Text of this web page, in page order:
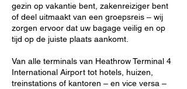
gezin op vakantie bent, zakenreiziger bent
of deel uitmaakt van een groepsreis – wij
zorgen ervoor dat uw bagage veilig en op
tijd op de juiste plaats aankomt.
Van alle terminals van Heathrow Terminal 4
International Airport tot hotels, huizen,
treinstations of kantoren – en vice versa –